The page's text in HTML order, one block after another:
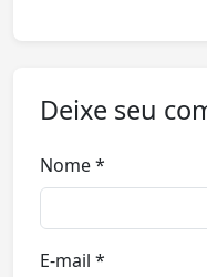
Deixe seu
Nome *
E-mail *